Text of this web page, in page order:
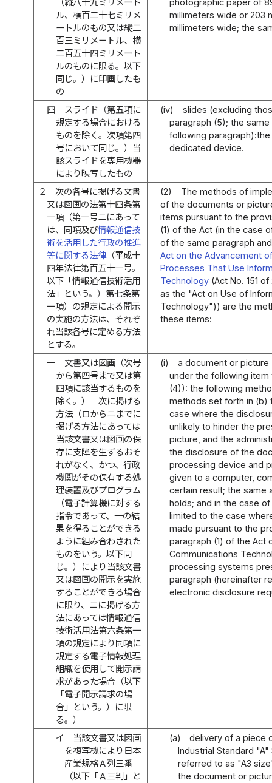
（縦八十九ミリメート
ル、横百二十七ミリメ
ートルのもの又は縦二
百三ミリメートル、横
二百五十四ミリメート
ルのものに限る。以下
同じ。）に印画したも
の
photographic paper of
millimeters wide or 203
millimeters wide; the
四
スライド（第五項に
規定する場合における
ものを除く。次項第四
号において同じ。）当
該スライドを専用機器
により映写したもの
(iv)
slides (excluding
paragraph (5); the
following
dedicated device.
２
次の各号に掲げる文書
又は図画の法第十四条第
一項（第一号ニにあって
は、同項及び情報通信技
術を活用した行政の推進
等に関する法律（平成十
四年法律第百五十一号。
以下「情報通信技術活用
法」という。）第七条第
一項）の規定による開示
の実施の方法は、それぞ
れ当該各号に定める方法
とする。
(2)
The methods of
of the documents or
items pursuant to the
(1) of the Act (in the case
of the same paragraph
Act on the Advancement
Processes That Use
Technology (Act No. 151
as the "Act on Use of
Technology")) are the
these items:
一
文書又は図画（次号
から第四号まで又は第
四項に該当するものを
除く。） 次に掲げる
方法（ロからニまでに
掲げる方法にあっては
当該文書又は図画の保
存に支障を生ずるおそ
れがなく、かつ、行政
機関がその保有する処
理装置及びプログラム
（電子計算機に対する
指令であって、一の結
果を得ることができる
ように組み合わされた
ものをいう。以下同
じ。）により当該文書
又は図画の開示を実施
することができる場合
に限り、ニに掲げる方
法にあっては情報通信
技術活用法第六条第一
項の規定により同項に
規定する電子情報処理
組織を使用して開示請
求があった場合（以下
「電子開示請求の場
合」という。）に限
る。）
(i)
a document or
under the following
(4)): the following
methods set forth in (b)
case where the
unlikely to hinder the
picture, and the
the disclosure of the
processing device and
given to a computer,
certain result; the same
holds; and in the case
limited to the case
made pursuant to the
paragraph (1) of the Act
Communications
processing systems
paragraph (hereinafter
electronic disclosure
イ
当該文書又は図画
を複写機により日本
産業規格Ａ列三番
（以下「Ａ三判」と
(a)
delivery of a piece
Industrial Standard
referred to as "A3
the document or